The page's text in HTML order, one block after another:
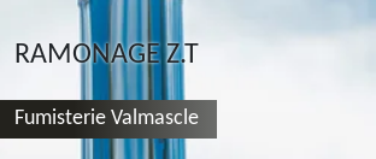
RAMONAGE Z.T
Fumisterie Valmascle